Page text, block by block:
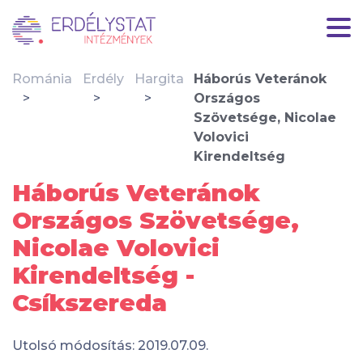
Románia Erdély Hargita
Háborús Veteránok
Országos
Szövetsége, Nicolae
Volovici
Kirendeltség
Háborús Veteránok
Országos Szövetsége,
Nicolae Volovici
Kirendeltség -
Csíkszereda
Utolsó módosítás: 2019.07.09.